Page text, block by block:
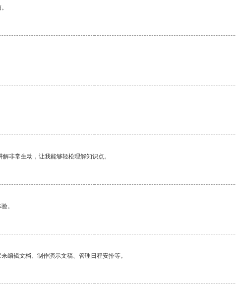
非常生动，让我能够轻松理解知识点。
。
编辑文档、制作演示文稿、管理日程安排等。